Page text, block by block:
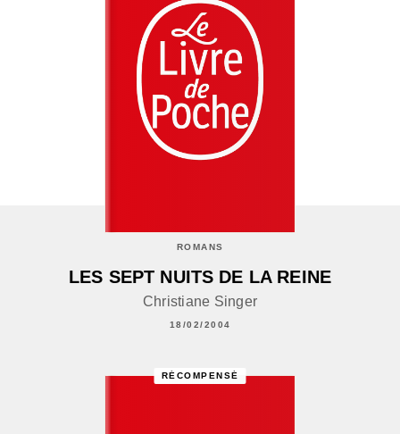
ROMANS
LES SEPT NUITS DE LA REINE
Christiane Singer
18/02/2004
RÉCOMPENSÉ